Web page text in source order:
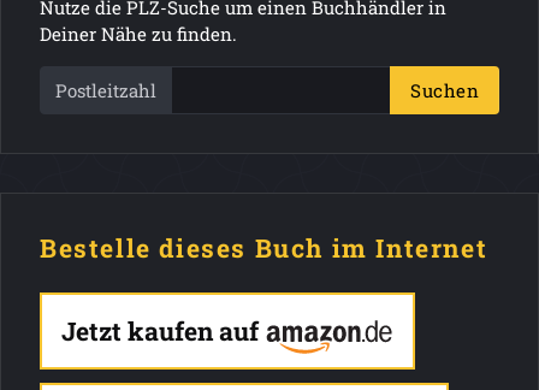
Nutze die PLZ-Suche um einen Buchhändler in
Deiner Nähe zu finden.
Postleitzahl Suchen
Bestelle dieses Buch im Internet
Jetzt kaufen auf